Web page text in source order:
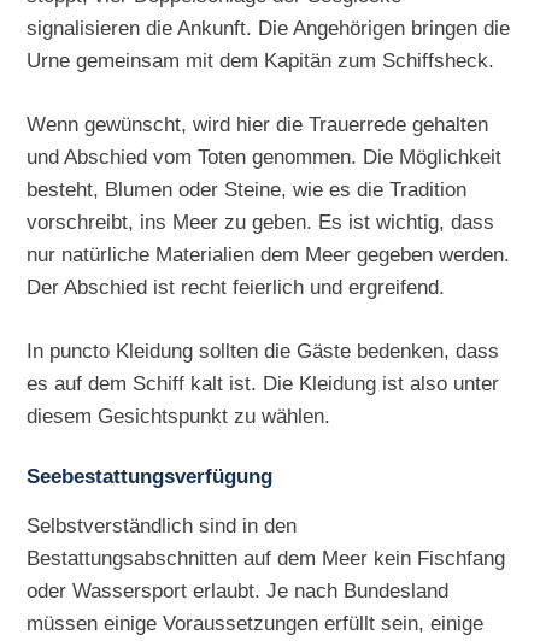
signalisieren die Ankunft. Die Angehörigen bringen die
Urne gemeinsam mit dem Kapitän zum Schiffsheck.
Wenn gewünscht, wird hier die Trauerrede gehalten
und Abschied vom Toten genommen. Die Möglichkeit
besteht, Blumen oder Steine, wie es die Tradition
vorschreibt, ins Meer zu geben. Es ist wichtig, dass
nur natürliche Materialien dem Meer gegeben werden.
Der Abschied ist recht feierlich und ergreifend.
In puncto Kleidung sollten die Gäste bedenken, dass
es auf dem Schiff kalt ist. Die Kleidung ist also unter
diesem Gesichtspunkt zu wählen.
Seebestattungsverfügung
Selbstverständlich sind in den
Bestattungsabschnitten auf dem Meer kein Fischfang
oder Wassersport erlaubt. Je nach Bundesland
müssen einige Voraussetzungen erfüllt sein, einige